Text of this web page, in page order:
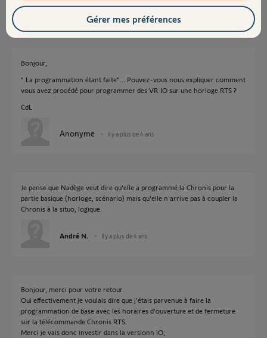
André N. il y a plus de 4 ans
Bonjour,
" La programmation étant faite"....Pouvez-vous nous expliquer comment
vous avez procédé pour programmer des VR IO sur une horloge RTS ?
CdL
Anonyme il y a plus de 4 ans
Je pense que Nadège veut dire qu'elle a programmé la Chronis pour la
partie basique (horloge, scénario) mais qu'elle n'arrive pas à coupler la
Chronis à la situo, logique.
André N. il y a plus de 4 ans
Bonjour, merci pour votre retour.
Oui effectivement je voulais dire que j'étais parvenue à faire la
programmation de base avec les horaires d'ouverture et de fermeture
sur la télécommande Chronis RTS.
Merci je vais donc investir dans la versionn iO;
Gérer mes préférences